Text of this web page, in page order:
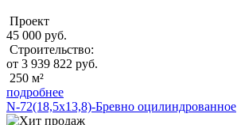
Проект
45 000 руб.
Строительство:
от 3 939 822 руб.
250 м²
подробнее
N-72(18,5х13,8)-Бревно оцилиндрованное